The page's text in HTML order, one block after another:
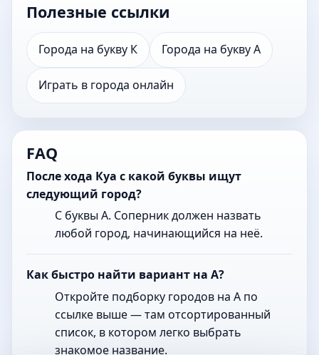
Полезные ссылки
Города на букву К Города на букву А
Играть в города онлайн
FAQ
После хода Куа с какой буквы ищут
следующий город?
С буквы А. Соперник должен назвать
любой город, начинающийся на неё.
Как быстро найти вариант на А?
Откройте подборку городов на А по
ссылке выше — там отсортированный
список, в котором легко выбрать
знакомое название.